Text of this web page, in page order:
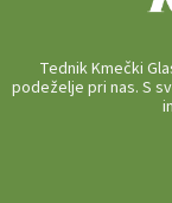
Tednik Kmečki
podeželje pri nas. S